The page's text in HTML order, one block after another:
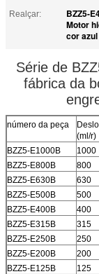
Realçar:
BZZ5-
Motor
cor
Série de
fábrica da
número da peça
(ml/r)
BZZ5-E1000B
1000
BZZ5-E800B
800
BZZ5-E630B
630
BZZ5-E500B
500
BZZ5-E400B
400
BZZ5-E315B
315
BZZ5-E250B
250
BZZ5-E200B
200
BZZ5-E125B
125